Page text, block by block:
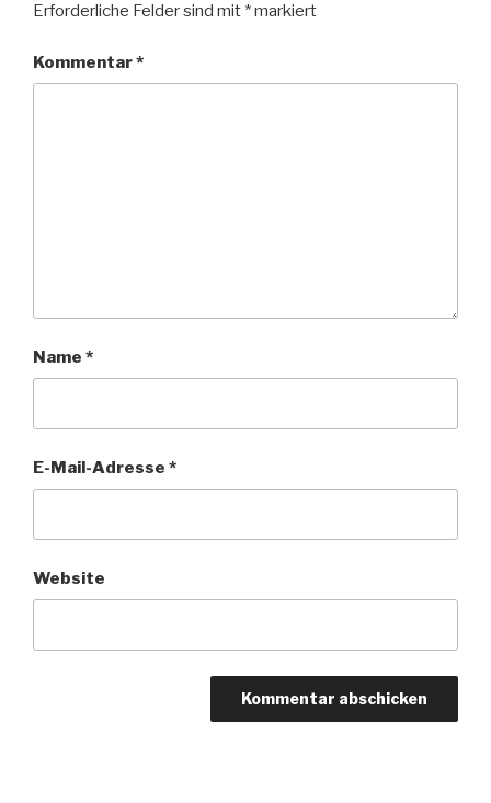
Erforderliche Felder sind mit *markiert
Kommentar*
Name *
E-Mail-Adresse *
Website